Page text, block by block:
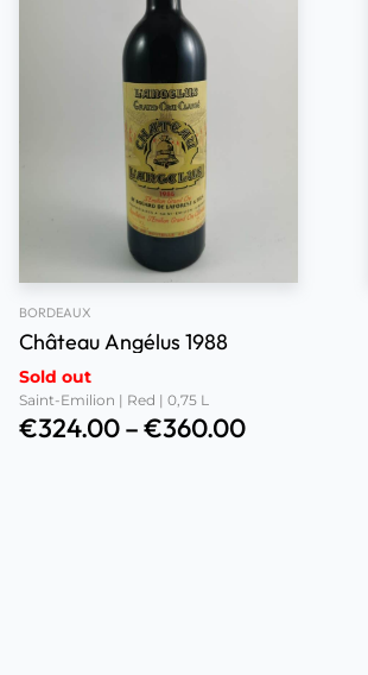
BORDEAUX
Château Angélus 1988
Sold out
Saint-Emilion | Red | 0,75 L
€324.00–€360.00